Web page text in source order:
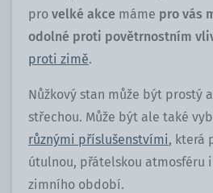
pro velké akce máme pro vás
odolné proti povětrnostním
proti zimě.
Nůžkový stan může být prostý
střechou. Může být ale také
různými příslušenstvími, která
útulnou, přátelskou atmosféru
zimního období.